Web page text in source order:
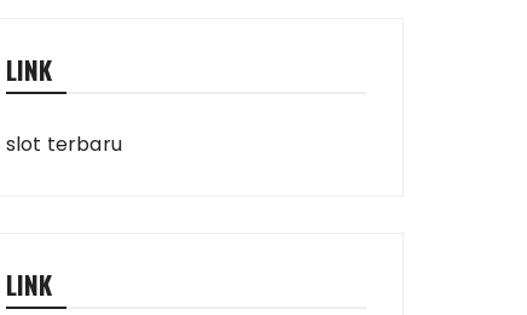
LINK
slot terbaru
LINK